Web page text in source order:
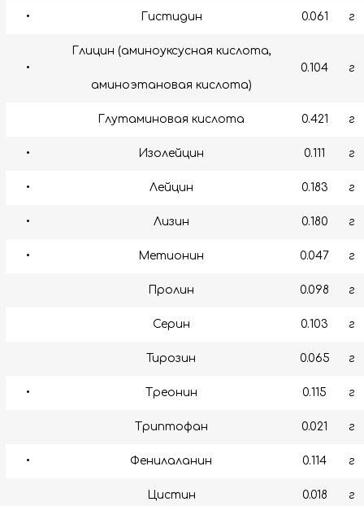
• Гистидин 0.061 г
•
Глицин (аминоуксусная кислота,
аминоэтановая кислота)
0.104 г
Глутаминовая кислота 0.421 г
• Изолейцин 0.111 г
• Лейцин 0.183 г
• Лизин 0.180 г
• Метионин 0.047 г
Пролин 0.098 г
Серин 0.103 г
Тирозин 0.065 г
• Треонин 0.115 г
Триптофан 0.021 г
• Фенилаланин 0.114 г
Цистин 0.018 г